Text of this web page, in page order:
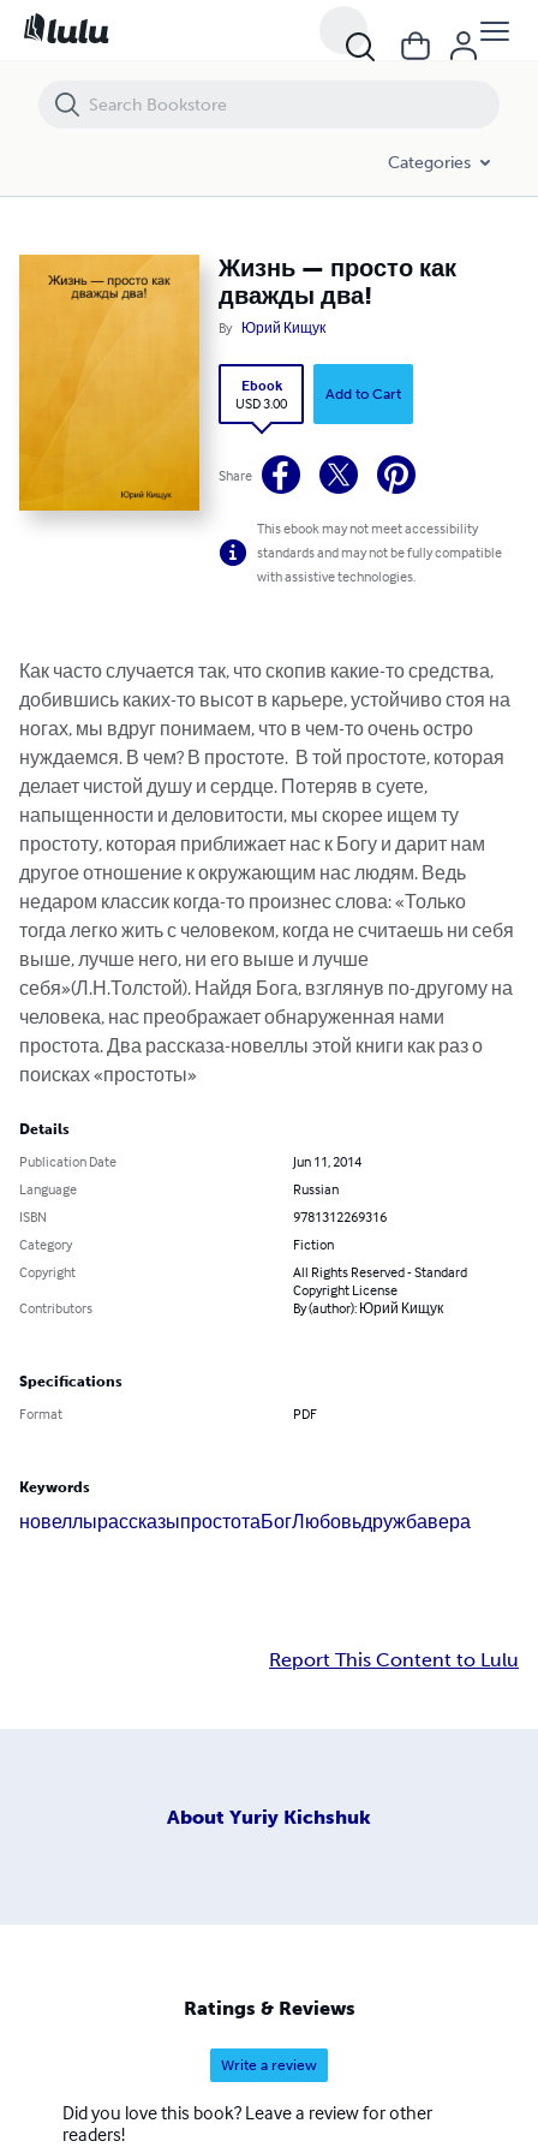
Categories
Жизнь — просто как
дважды два!
By Юрий Кищук
Ebook
USD 3.00
Add to Cart
Share
This ebook may not meet accessibility
standards and may not be fully compatible
with assistive technologies.
Как часто случается так, что скопив какие-то средства,
добившись каких-то высот в карьере, устойчиво стоя на
ногах, мы вдруг понимаем, что в чем-то очень остро
нуждаемся. В чем? В простоте.  В той простоте, которая
делает чистой душу и сердце. Потеряв в суете,
напыщенности и деловитости, мы скорее ищем ту
простоту, которая приближает нас к Богу и дарит нам
другое отношение к окружающим нас людям. Ведь
недаром классик когда-то произнес слова: «Только
тогда легко жить с человеком, когда не считаешь ни себя
выше, лучше него, ни его выше и лучше
себя»(Л.Н.Толстой). Найдя Бога, взглянув по-другому на
человека, нас преображает обнаруженная нами
простота. Два рассказа-новеллы этой книги как раз о
поисках «простоты»
Details
Publication Date
Jun 11, 2014
Language
Russian
ISBN
9781312269316
Category
Fiction
Copyright
All Rights Reserved - Standard
Copyright License
Contributors
By (author): Юрий Кищук
Specifications
Format PDF
Keywords
новеллырассказыпростотаБогЛюбовьдружбавера
Report This Content to Lulu
About Yuriy Kichshuk
Ratings & Reviews
Write a review
Did you love this book? Leave a review for other
readers!
Жизнь — просто как дважды два!